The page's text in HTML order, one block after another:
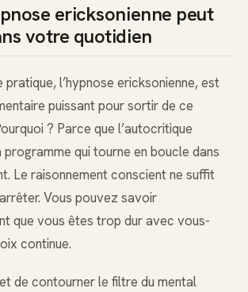
ericksonienne peut
votre quotidien
pratique, l’hypnose ericksonienne, est
puissant pour sortir de ce
? Parce que l’autocritique
programme qui tourne en boucle dans
Le raisonnement conscient ne suffit
Vous pouvez savoir
que vous êtes trop dur avec vous-
continue.
de contourner le filtre du mental